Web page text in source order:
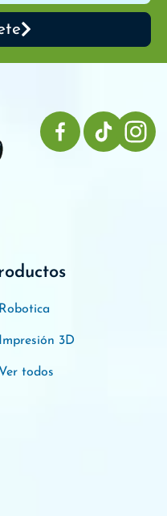
Robotica
Impresión 3D
Ver todos